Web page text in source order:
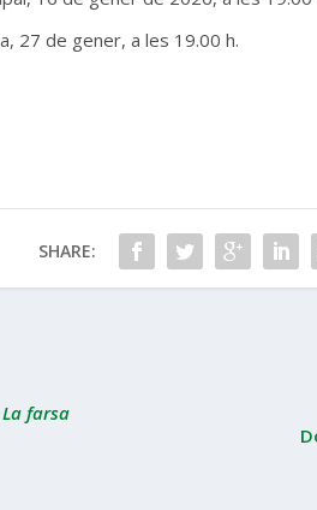
27 de gener, a les 19.00 h.
SHARE:
La farsa